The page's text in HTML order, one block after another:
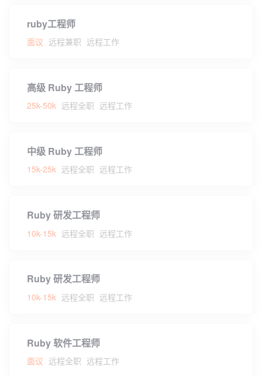
ruby工程师
面议 远程兼职 远程工作
高级 Ruby 工程师
25k-50k 远程全职 远程工作
中级 Ruby 工程师
15k-25k 远程全职 远程工作
Ruby 研发工程师
10k-15k 远程全职 远程工作
Ruby 研发工程师
10k-15k 远程全职 远程工作
Ruby 软件工程师
面议 远程全职 远程工作